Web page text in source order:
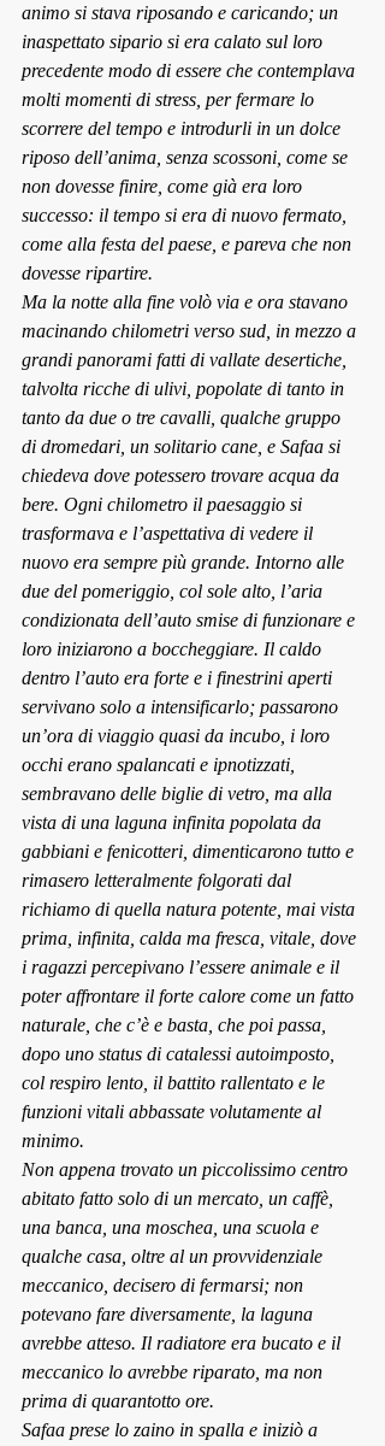
animo si stava riposando e caricando; un
inaspettato sipario si era calato sul loro
precedente modo di essere che contemplava
molti momenti di stress, per fermare lo
scorrere del tempo e introdurli in un dolce
riposo dell’anima, senza scossoni, come se
non dovesse finire, come già era loro
successo: il tempo si era di nuovo fermato,
come alla festa del paese, e pareva che non
dovesse ripartire.
Ma la notte alla fine volò via e ora stavano
macinando chilometri verso sud, in mezzo a
grandi panorami fatti di vallate desertiche,
talvolta ricche di ulivi, popolate di tanto in
tanto da due o tre cavalli, qualche gruppo
di dromedari, un solitario cane, e Safaa si
chiedeva dove potessero trovare acqua da
bere. Ogni chilometro il paesaggio si
trasformava e l’aspettativa di vedere il
nuovo era sempre più grande. Intorno alle
due del pomeriggio, col sole alto, l’aria
condizionata dell’auto smise di funzionare e
loro iniziarono a boccheggiare. Il caldo
dentro l’auto era forte e i finestrini aperti
servivano solo a intensificarlo; passarono
un’ora di viaggio quasi da incubo, i loro
occhi erano spalancati e ipnotizzati,
sembravano delle biglie di vetro, ma alla
vista di una laguna infinita popolata da
gabbiani e fenicotteri, dimenticarono tutto e
rimasero letteralmente folgorati dal
richiamo di quella natura potente, mai vista
prima, infinita, calda ma fresca, vitale, dove
i ragazzi percepivano l’essere animale e il
poter affrontare il forte calore come un fatto
naturale, che c’è e basta, che poi passa,
dopo uno status di catalessi autoimposto,
col respiro lento, il battito rallentato e le
funzioni vitali abbassate volutamente al
minimo.
Non appena trovato un piccolissimo centro
abitato fatto solo di un mercato, un caffè,
una banca, una moschea, una scuola e
qualche casa, oltre al un provvidenziale
meccanico, decisero di fermarsi; non
potevano fare diversamente, la laguna
avrebbe atteso. Il radiatore era bucato e il
meccanico lo avrebbe riparato, ma non
prima di quarantotto ore.
Safaa prese lo zaino in spalla e iniziò a